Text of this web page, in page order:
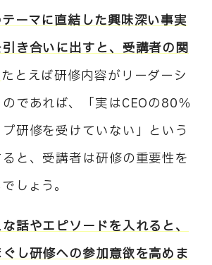
ーマに直結した興味深い事実
き合いに出すと、受講者の関
たとえば研修内容がリーダーシ
であれば、「実はCEOの80％
研修を受けていない」という
と、受講者は研修の重要性を
しょう。
話やエピソードを入れると、
し研修への参加意欲を高めま